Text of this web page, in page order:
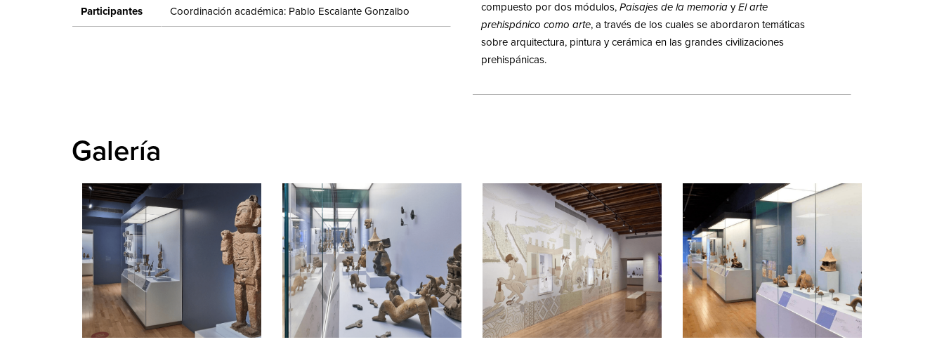
Participantes Coordinación académica: Pablo Escalante Gonzalbo
compuesto por dos módulos, Paisajes de la memoria yEl arte
prehispánico como arte, a través de los cuales se abordaron temáticas
sobre arquitectura, pintura y cerámica en las grandes civilizaciones
prehispánicas.
Galería